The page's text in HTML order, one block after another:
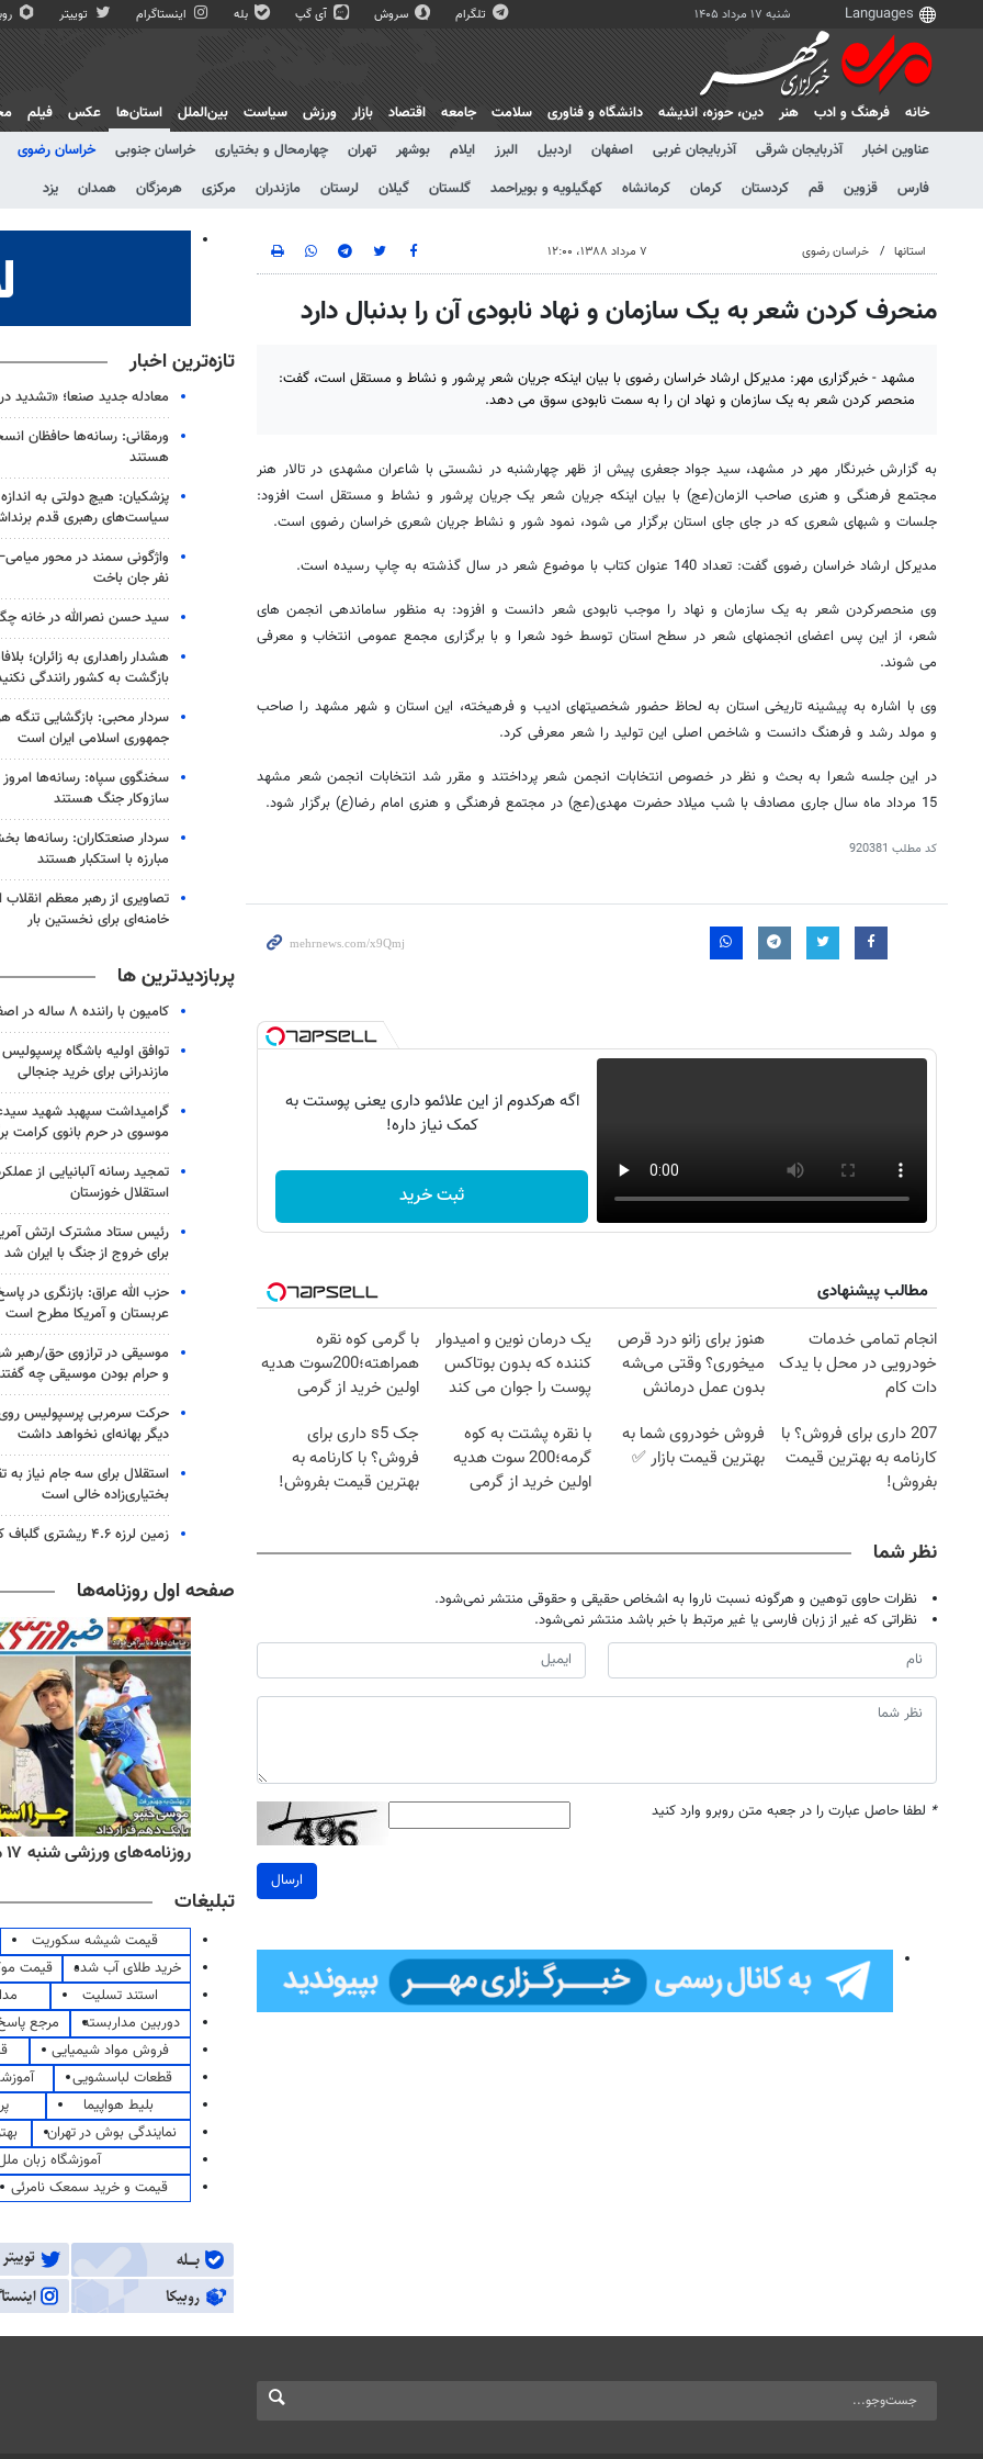
شنبه ۱۷ مرداد ۱۴۰۵ تلگرام سروش آی گپ بله اینستاگرام توییتر
خانه فرهنگ و ادب هنر دين، حوزه، انديشه دانشگاه و فناوری سلامت جامعه اقتصاد بازار ورزش سیاست بین‌الملل
استان‌ها
عناوین اخبار
آذربایجان شرقی آذربایجان غربی اصفهان اردبیل البرز ایلام بوشهر تهران چهارمحال و بختیاری خراسان جنوبی خراسان رضوی
فارس
قزوین قم کردستان کرمان کرمانشاه کهگیلویه و بویراحمد گلستان گیلان لرستان مازندران مرکزی هرمزگان همدان یزد
عکس فیلم
استانها خراسان رضوی ۷ مرداد ۱۳۸۸، ۱۲:۰۰
منحرف کردن شعر به یک سازمان و نهاد نابودی آن را بدنبال دارد
مشهد - خبرگزاری مهر: مدیرکل ارشاد خراسان رضوی با بیان اینکه جریان شعر پرشور و نشاط و مستقل است، گفت:
منحصر کردن شعر به یک سازمان و نهاد ان را به سمت نابودی سوق می دهد.
به گزارش خبرنگار مهر در مشهد، سید جواد جعفری پیش از ظهر چهارشنبه در نشستی با شاعران مشهدی در تالار هنر
مجتمع فرهنگی و هنری صاحب الزمان(عج) با بیان اینکه جریان شعر یک جریان پرشور و نشاط و مستقل است افزود:
جلسات و شبهای شعری که در جای جای استان برگزار می شود، نمود شور و نشاط جریان شعری خراسان رضوی است.
مدیرکل ارشاد خراسان رضوی گفت: تعداد 140 عنوان کتاب با موضوع شعر در سال گذشته به چاپ رسیده است.
وی منحصرکردن شعر به یک سازمان و نهاد را موجب نابودی شعر دانست و افزود: به منظور ساماندهی انجمن های
شعر، از این پس اعضای انجمنهای شعر در سطح استان توسط خود شعرا و با برگزاری مجمع عمومی انتخاب و معرفی
می شوند.
وی با اشاره به پیشینه تاریخی استان به لحاظ حضور شخصیتهای ادیب و فرهیخته، این استان و شهر مشهد را صاحب
و مولد رشد و فرهنگ دانست و شاخص اصلی این تولید را شعر معرفی کرد.
در این جلسه شعرا به بحث و نظر در خصوص انتخابات انجمن شعر پرداختند و مقرر شد انتخابات انجمن شعر مشهد
15 مرداد ماه سال جاری مصادف با شب میلاد حضرت مهدی(عج) در مجتمع فرهنگی و هنری امام رضا(ع) برگزار شود.
کد مطلب 920381
اگه هرکدوم از این علائمو داری یعنی پوستت به
کمک نیاز داره!
ثبت خرید
مطالب پیشنهادی
انجام تمامی خدمات
خودرویی در محل با یدک
دات کام
هنوز برای زانو درد قرص
میخوری؟ وقتی می‌شه
بدون عمل درمانش
یک درمان نوین و امیدوار
کننده که بدون بوتاکس
پوست را جوان می کند
با گرمی کوه نقره
همراهته؛200سوت هدیه
اولین خرید از گرمی
207 داری برای فروش؟ با
کارنامه به بهترین قیمت
بفروش!
فروش خودروی شما به
بهترین قیمت بازار ✅
با نقره پشتت به کوه
گرمه؛200 سوت هدیه
اولین خرید از گرمی
جک s5 داری برای
فروش؟ با کارنامه به
بهترین قیمت بفروش!
نظر شما
نظرات حاوی توهین و هرگونه نسبت ناروا به اشخاص حقیقی و حقوقی منتشر نمی‌شود.
نظراتی که غیر از زبان فارسی یا غیر مرتبط با خبر باشد منتشر نمی‌شود.
* لطفا حاصل عبارت را در جعبه متن روبرو وارد کنید
ارسال
تازه‌ترین اخبار
معادله جدید صنعا؛ «تشدید در
ورمقانی: رسانه‌ها حافظان
هستند
پزشکیان: هیچ دولتی به
سیاست‌های رهبری قدم
واژگونی سمند در محور
نفر جان باخت
سید حسن نصرالله در خانه
هشدار راهداری به زائران؛
بازگشت به کشور رانندگی
سردار محبی: بازگشایی تنگه‌
جمهوری اسلامی ایران است
سخنگوی سپاه: رسانه‌ها
سازوکار جنگ هستند
سردار صنعتکاران: رسانه‌ها
مبارزه با استکبار هستند
تصاویری از رهبر معظم
خامنه‌ای برای نخستین بار
پربازدیدترین ها
کامیون با راننده ۸ ساله در اصفهان توقیف شد
توافق اولیه باشگاه
مازندرانی برای خرید جنجالی
گرامیداشت سپهبد شهید
موسوی در حرم بانوی کرامت
تمجید رسانه آلبانیایی از
استقلال خوزستان
رئیس ستاد مشترک ارتش
برای خروج از جنگ با ایران شد
حزب الله عراق: بازنگری در
عربستان و آمریکا مطرح است
موسیقی در ترازوی حق/رهبر
و حرام بودن موسیقی چه
حرکت سرمربی پرسپولیس روی
دیگر بهانه‌ای نخواهد داشت
استقلال برای سه جام نیاز
بختیاری‌زاده خالی است
زمین لرزه ۴.۶ ریشتری گلباف کرمان را لرزاند
صفحه اول روزنامه‌ها
روزنامه‌های اقتصادی شنبه ۱۷ مرداد ۱۴۰۵ روزنامه‌های ورزشی شنبه ۱۷ مرداد ۱۴۰۵
تبلیغات
قیمت شیشه سکوریت
خرید طلای آب شده
قیمت
استند تسلیت
دوربین مداربسته
مرجع
فروش مواد شیمیایی
قطعات لباسشویی
بلیط هواپیما
نمایندگی بوش در تهران
آموزشگاه زبان
قیمت و خرید سمعک نامرئی